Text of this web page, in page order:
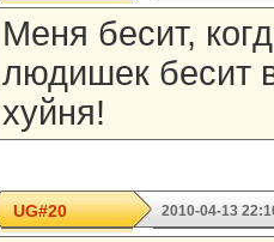
Меня бесит,
людишек бесит
хуйня!
UG#20 2010-04-13